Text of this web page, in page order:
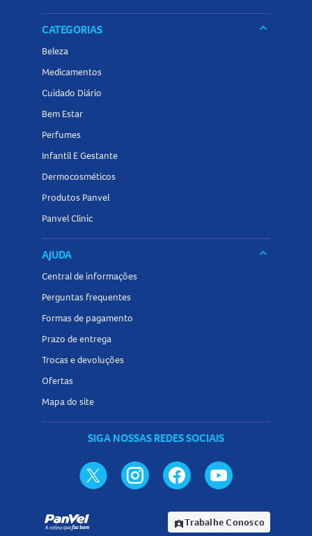
CATEGORIAS keyboard_arrow_down
Beleza
Medicamentos
Cuidado Diário
Bem Estar
Perfumes
Infantil E Gestante
Dermocosméticos
Produtos Panvel
Panvel Clinic
AJUDA keyboard_arrow_down
Central de informações
Perguntas frequentes
Formas de pagamento
Prazo de entrega
Trocas e devoluções
Ofertas
Mapa do site
SIGA NOSSAS REDES SOCIAIS
assignment_indTrabalhe Conosco